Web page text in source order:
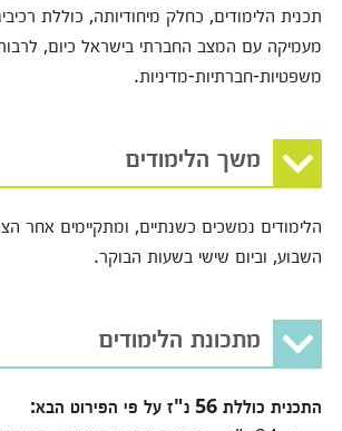
תכנית הלימודים, כחלק מיחודיותה, כוללת
מעמיקה עם המצב החברתי בישראל כיום,
משפטיות-חברתיות-מדיניות.
משך הלימודים
הלימודים נמשכים כשנתיים, ומתקיימים אחר
השבוע, וביום שישי בשעות הבוקר.
מתכונת הלימודים
התכנית כוללת 56 נ"ז על פי הפירוט הבא: